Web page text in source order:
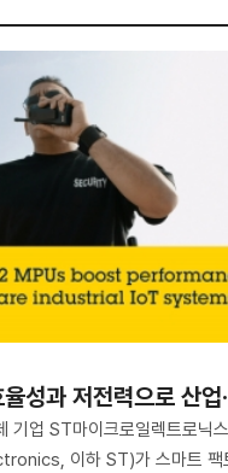
성과 저전력으로 산
기업 ST마이크로일렉트로닉스
이하 ST)가 스마트 팩